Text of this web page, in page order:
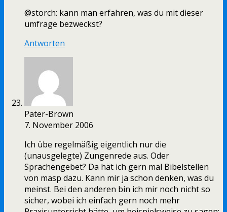
@storch: kann man erfahren, was du mit dieser
umfrage bezweckst?
Antworten
Pater-Brown
7. November 2006
Ich übe regelmäßig eigentlich nur die
(unausgelegte) Zungenrede aus. Oder
Sprachengebet? Da hät ich gern mal Bibelstellen
von masp dazu. Kann mir ja schon denken, was du
meinst. Bei den anderen bin ich mir noch nicht so
sicher, wobei ich einfach gern noch mehr